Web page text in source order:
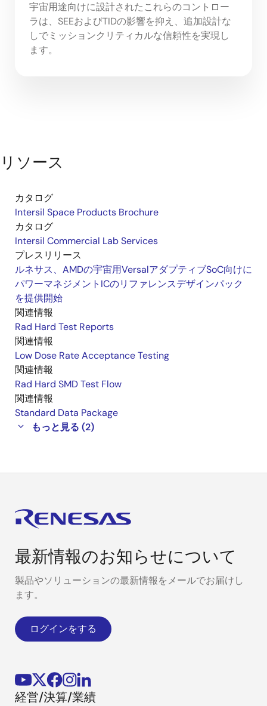
宇宙用途向けに設計されたこれらのコントロー
ラは、SEEおよびTIDの影響を抑え、追加設計な
しでミッションクリティカルな信頼性を実現し
ます。
リソース
カタログ
Intersil Space Products Brochure
カタログ
Intersil Commercial Lab Services
プレスリリース
ルネサス、AMDの宇宙用VersalアダプティブSoC向けに
パワーマネジメントICのリファレンスデザインパック
を提供開始
関連情報
Rad Hard Test Reports
関連情報
Low Dose Rate Acceptance Testing
関連情報
Rad Hard SMD Test Flow
関連情報
Standard Data Package
もっと見る (2)
最新情報のお知らせについて
製品やソリューションの最新情報をメールでお届けし
ます。
ログインをする
経営/決算/業績